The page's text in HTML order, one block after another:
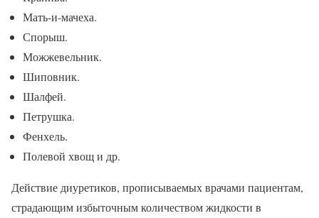
Мать-и-мачеха.
Спорыш.
Можжевельник.
Шиповник.
Шалфей.
Петрушка.
Фенхель.
Полевой хвощ и др.
Действие диуретиков, прописываемых врачами пациентам,
страдающим избыточным количеством жидкости в